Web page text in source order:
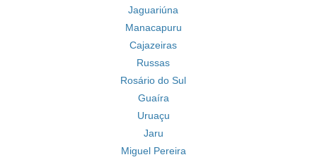
Jaguariúna
Manacapuru
Cajazeiras
Russas
Rosário do Sul
Guaíra
Uruaçu
Jaru
Miguel Pereira